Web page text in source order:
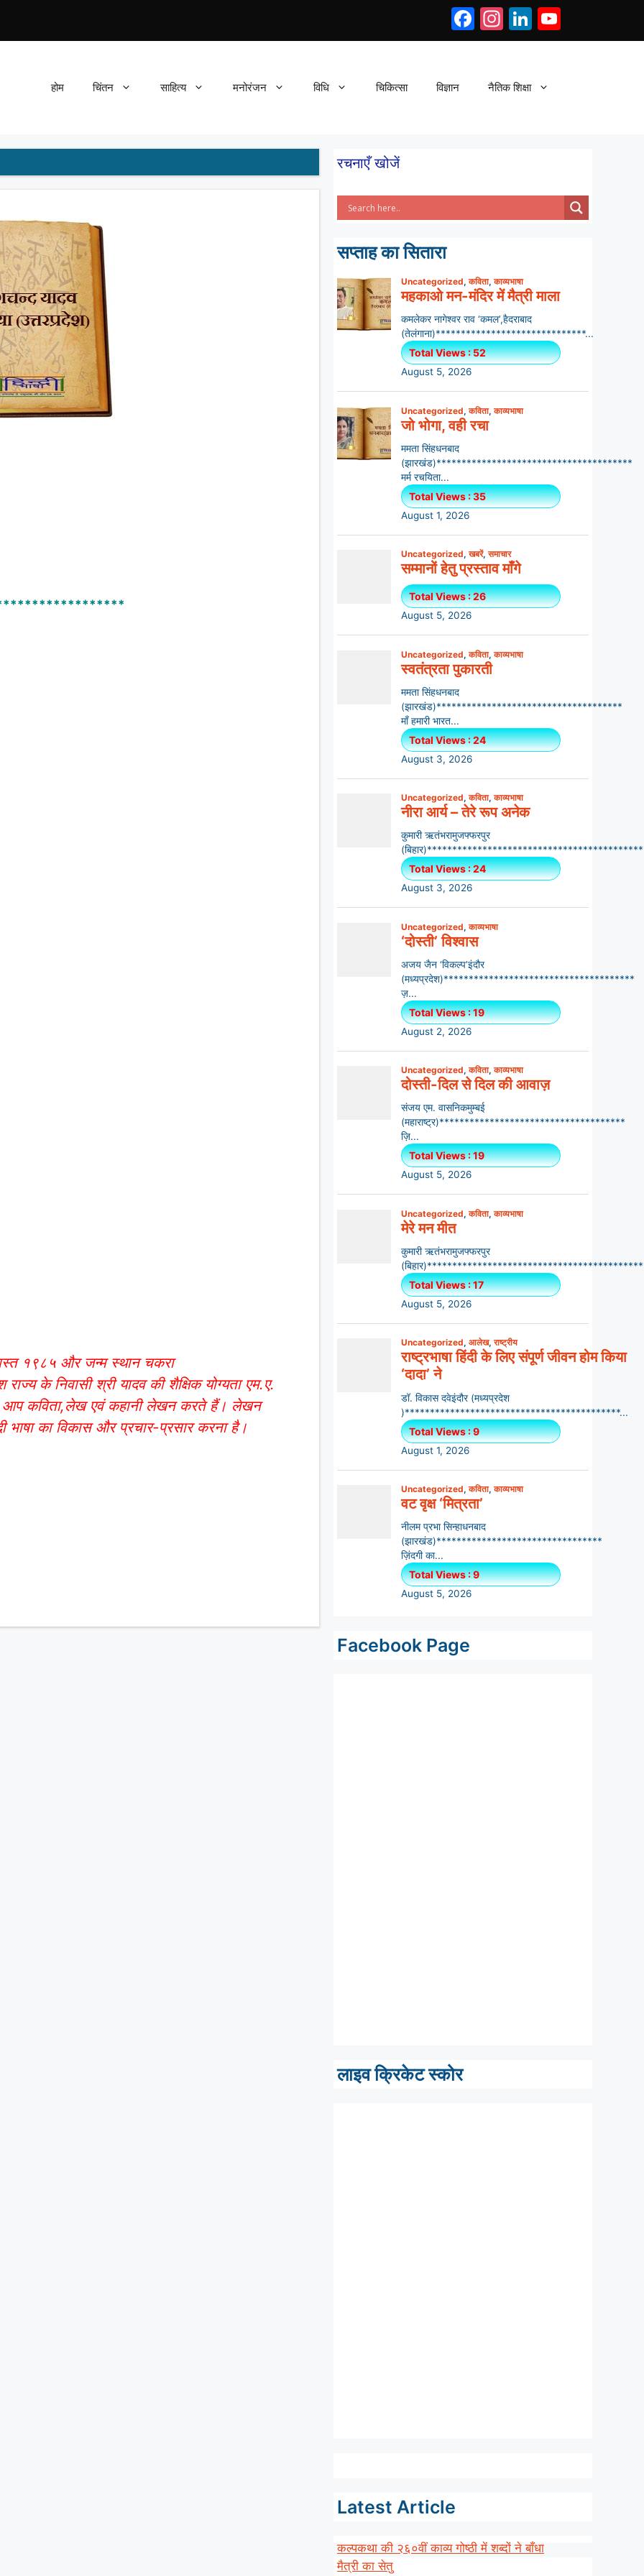
Facebook
Instagram
LinkedIn
होम चिंतन साहित्य मनोरंजन विधि चिकित्सा विज्ञान नैतिक शिक्षा
१९८५ और जन्म स्थान चकरा
राज्य के निवासी श्री यादव की शैक्षिक योग्यता एम.ए.
आप कविता,लेख एवं कहानी लेखन करते हैं। लेखन
भाषा का विकास और प्रचार-प्रसार करना है।
रचनाएँ खोजें
सप्ताह का सितारा
Facebook Page
लाइव क्रिकेट स्कोर
Latest Article
कल्पकथा की २६०वीं काव्य गोष्ठी में शब्दों ने बाँधा
मैत्री का सेतु